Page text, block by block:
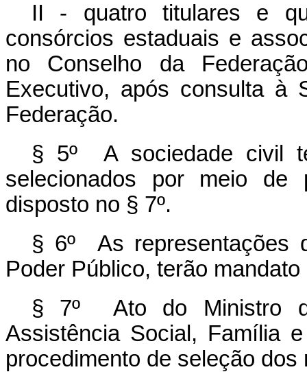
II - quatro titulares e
consórcios estaduais e
no Conselho da
Executivo, após consulta à
Federação.
§ 5º A sociedade civil
selecionados por meio de
disposto no § 7º.
§ 6º As representações
Poder Público, terão
§ 7º Ato do Ministro
Assistência Social, Família
procedimento de seleção